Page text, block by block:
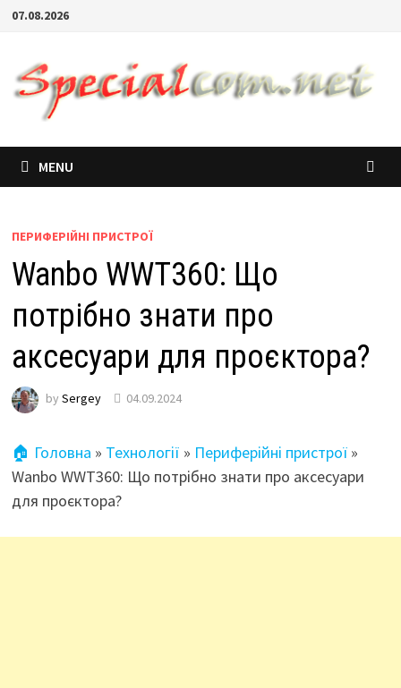
07.08.2026
MENU
ПЕРИФЕРІЙНІ ПРИСТРОЇ
Wanbo WWT360: Що
потрібно знати про
аксесуари для проєктора?
by Sergey 04.09.2024
🏠 Головна » Технології » Периферійні пристрої»
Wanbo WWT360: Що потрібно знати про аксесуари
для проєктора?